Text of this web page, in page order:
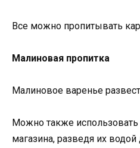
Все можно пропитывать
Малиновая пропитка
Малиновое варенье
Можно также
магазина, разведя их